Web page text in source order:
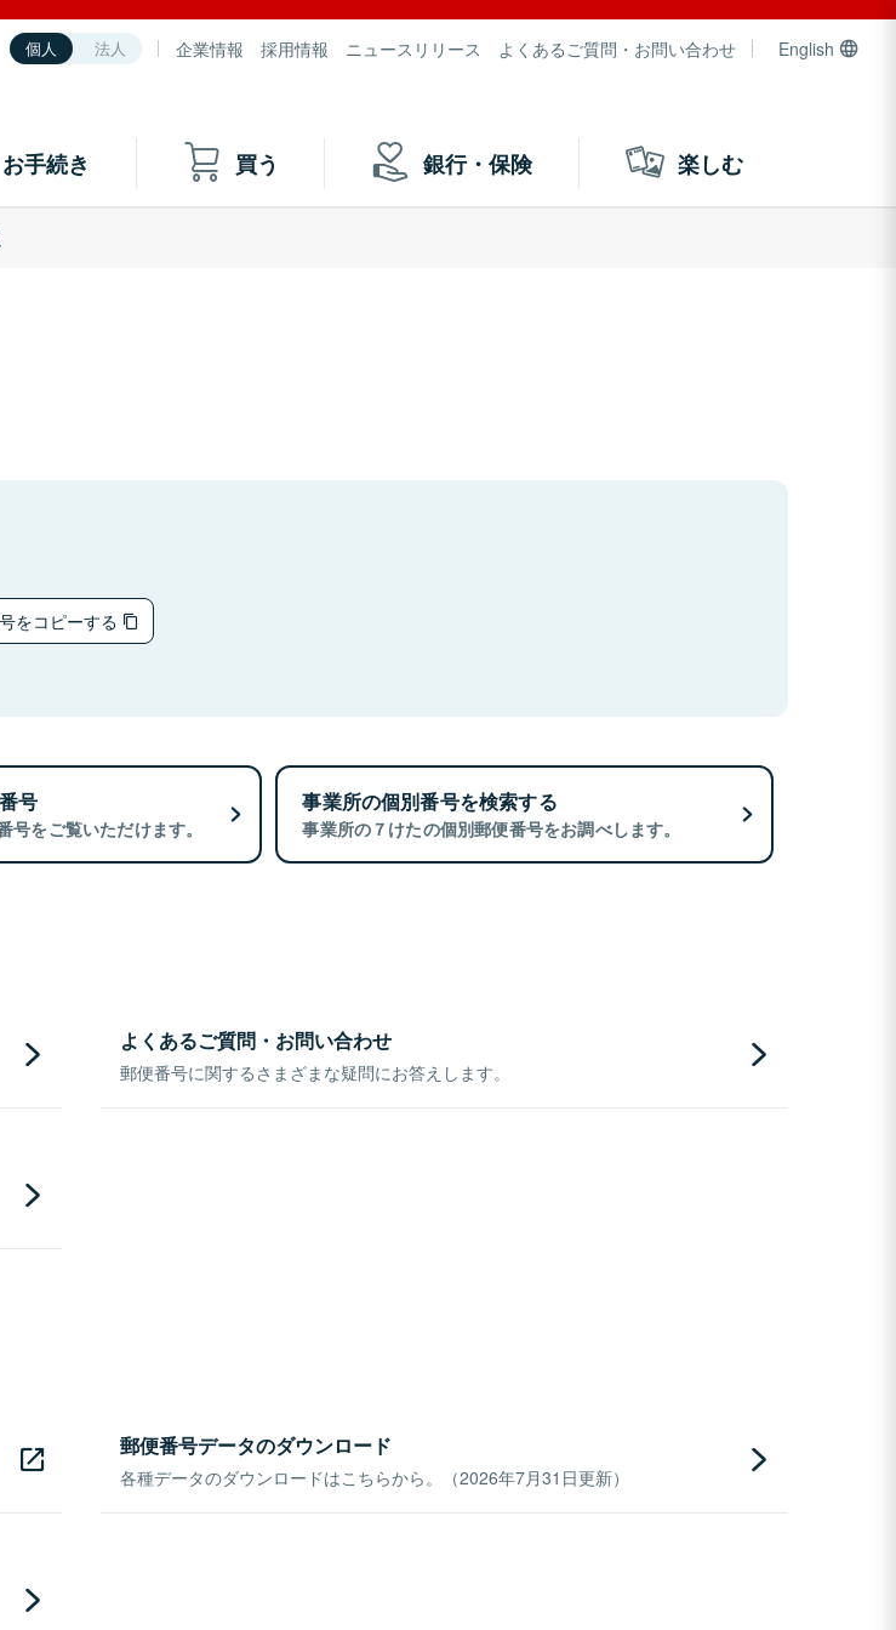
個人 法人 企業情報 採用情報 ニュースリリース よくあるご質問・お問い合わせ English
手続き 買う 銀行・保険 楽しむ
をコピーする
号
号をご覧いただけます。
事業所の個別番号を検索する
事業所の７けたの個別郵便番号をお調べします。
よくあるご質問・お問い合わせ
郵便番号に関するさまざまな疑問にお答えします。
郵便番号データのダウンロード
各種データのダウンロードはこちらから。（2026年7月31日更新）